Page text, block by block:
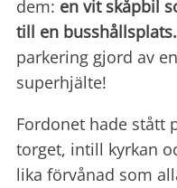
dem: en vit skåpbil
till en busshållsplats.
parkering gjord av
superhjälte!
Fordonet hade stått
torget, intill kyrkan
lika förvånad som